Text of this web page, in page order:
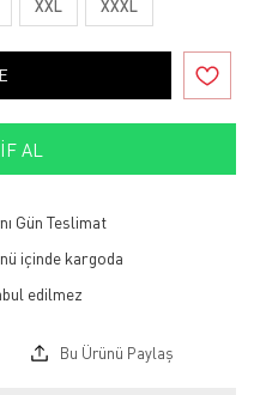
XXL XXXL
AL
Gün Teslimat
içinde kargoda
Bu Ürünü Paylaş